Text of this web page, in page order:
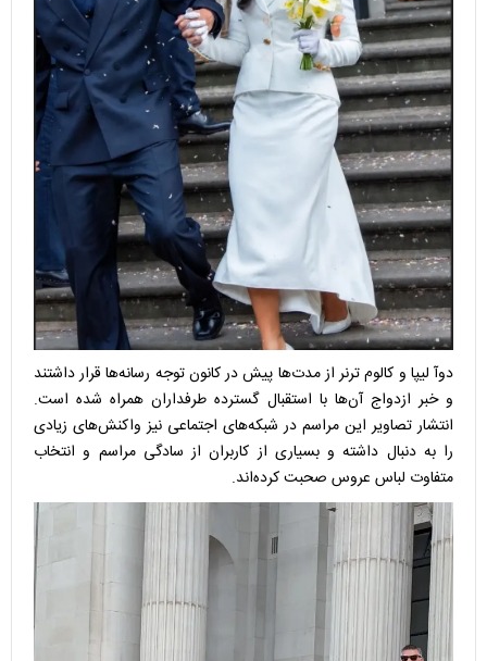
دوآ لیپا و کالوم ترنر از مدت‌ها پیش در کانون توجه رسانه‌ها قرار داشتند
و خبر ازدواج آن‌ها با استقبال گسترده طرفداران همراه شده است.
انتشار تصاویر این مراسم در شبکه‌های اجتماعی نیز واکنش‌های زیادی
را به دنبال داشته و بسیاری از کاربران از سادگی مراسم و انتخاب
متفاوت لباس عروس صحبت کرده‌اند.